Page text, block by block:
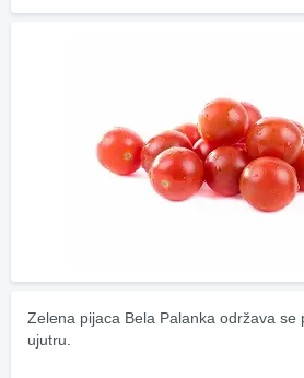
Zelena pijaca Bela Palanka održava se
ujutru.